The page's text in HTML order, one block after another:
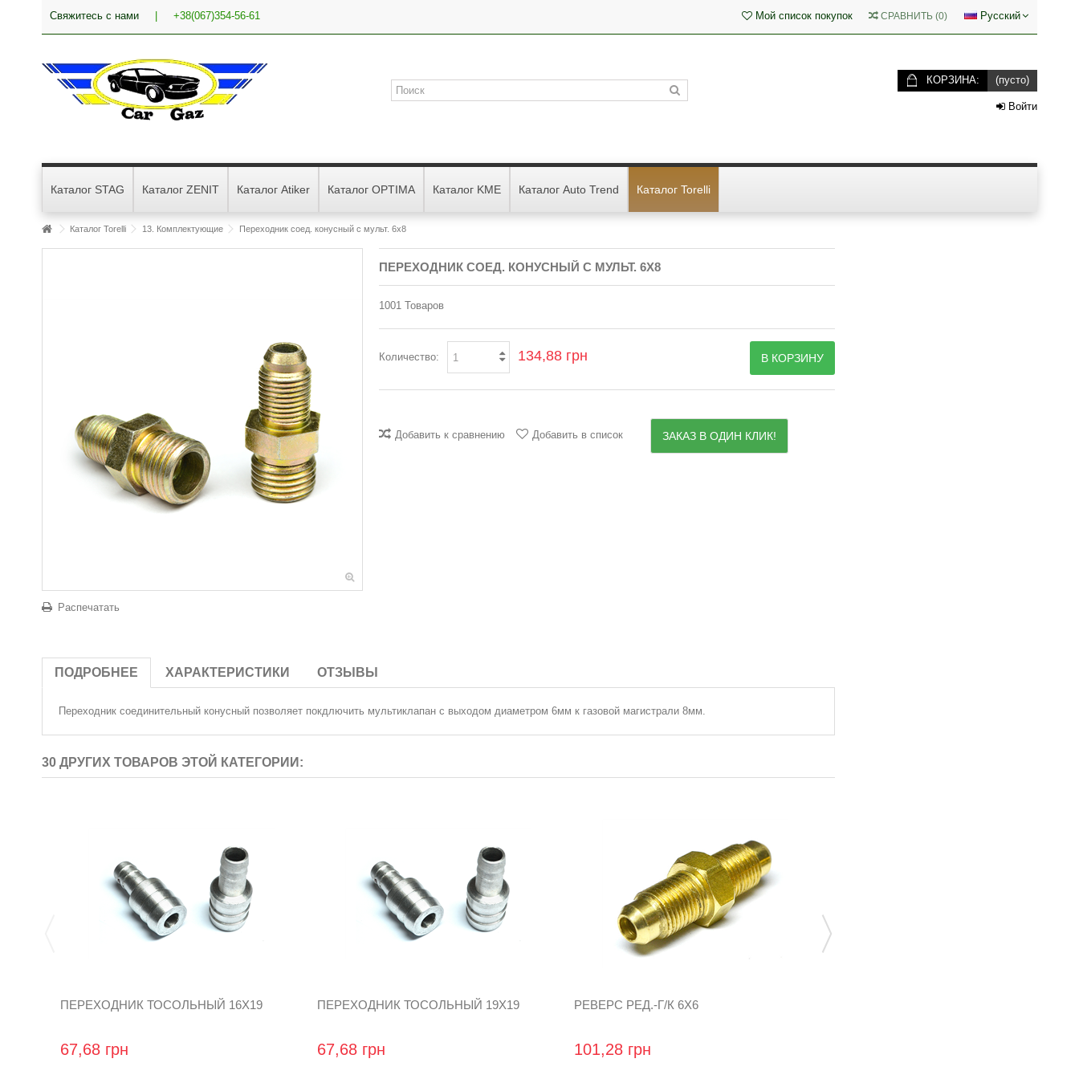
Русский
Свяжитесь с нами +38(067)354-56-61 СРАВНИТЬ (0)
Мой список покупок
КОРЗИНА: (пусто)
Войти
Каталог STAG Каталог ZENIT Каталог Atiker Каталог OPTIMA Каталог KME Каталог Auto Trend Каталог Torelli
Каталог Torelli 13. Комплектующие Переходник соед. конусный с мульт. 6х8
Распечатать
ПЕРЕХОДНИК СОЕД. КОНУСНЫЙ С МУЛЬТ. 6Х8
1001 Товаров
В КОРЗИНУ
Количество: 134,88 грн
Добавить к сравнению Добавить в список ЗАКАЗ В ОДИН КЛИК!
ПОДРОБНЕЕ ХАРАКТЕРИСТИКИ ОТЗЫВЫ
Переходник соединительный конусный позволяет покдлючить мультиклапан с выходом диаметром 6мм к газовой магистрали 8мм.
30 ДРУГИХ ТОВАРОВ ЭТОЙ КАТЕГОРИИ:
ПЕРЕХОДНИК ТОСОЛЬНЫЙ 16Х19
67,68 грн
ПЕРЕХОДНИК ТОСОЛЬНЫЙ 19Х19
67,68 грн
РЕВЕРС РЕД.-Г/К 6Х6
101,28 грн